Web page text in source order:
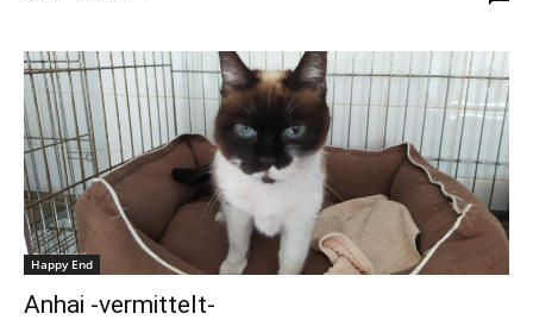
Happy End
Anhai -vermittelt-